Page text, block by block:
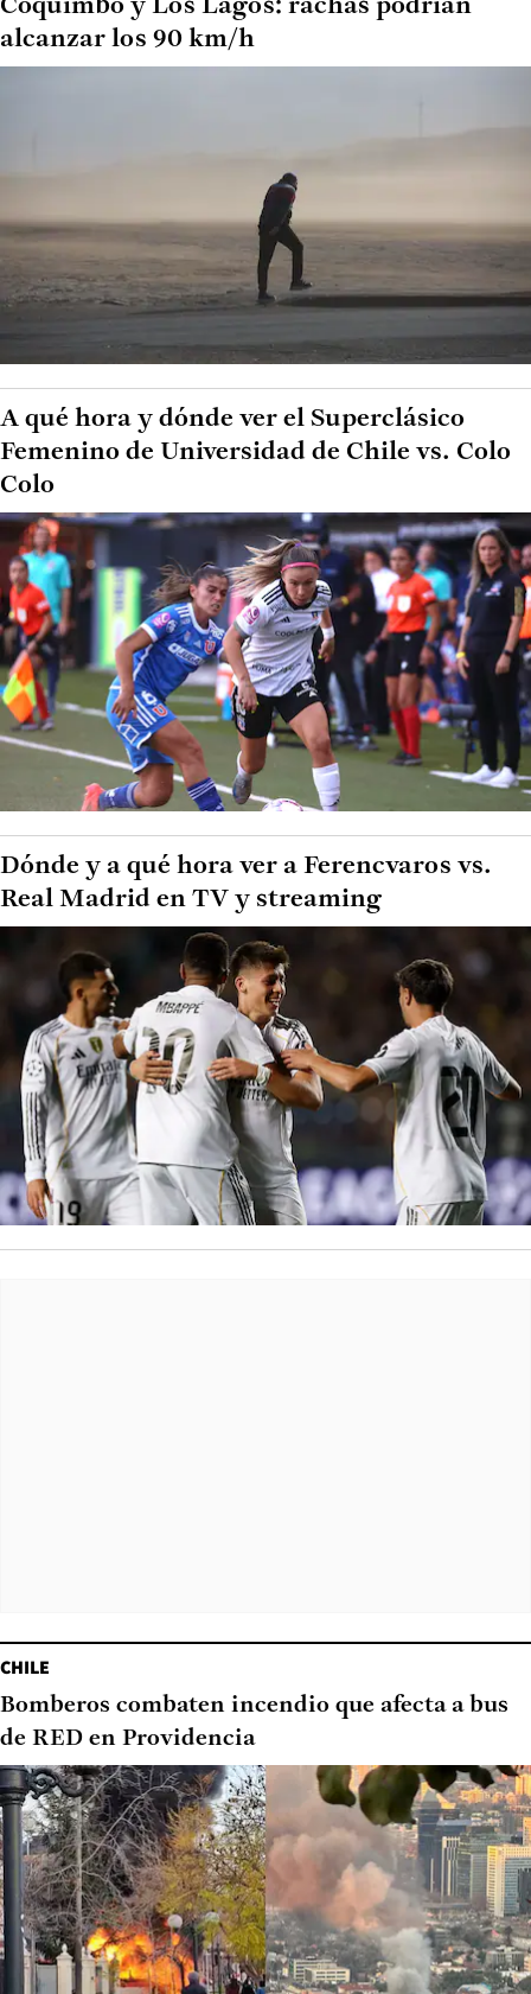
Coquimbo y Los Lagos: rachas podrían
alcanzar los 90 km/h
A qué hora y dónde ver el Superclásico
Femenino de Universidad de Chile vs. Colo
Colo
Dónde y a qué hora ver a Ferencvaros vs.
Real Madrid en TV y streaming
CHILE
Bomberos combaten incendio que afecta a bus
de RED en Providencia